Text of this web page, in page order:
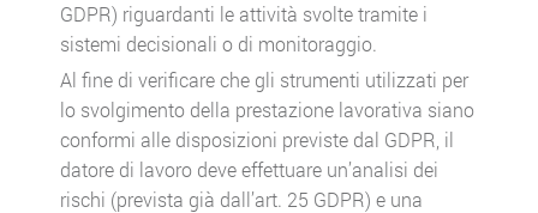
GDPR) riguardanti le attività svolte tramite i
sistemi decisionali o di monitoraggio.
Al fine di verificare che gli strumenti utilizzati per
lo svolgimento della prestazione lavorativa siano
conformi alle disposizioni previste dal GDPR, il
datore di lavoro deve effettuare un’analisi dei
rischi (prevista già dall’art. 25 GDPR) e una